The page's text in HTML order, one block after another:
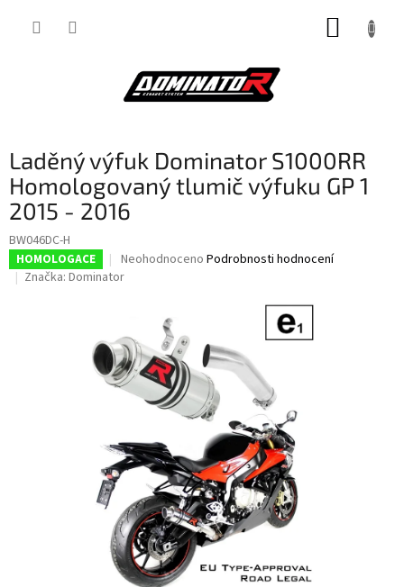
Laděný výfuk Dominator S1000RR
Homologovaný tlumič výfuku GP 1
2015 - 2016
BW046DC-H
HOMOLOGACE
Průměrné
hodnocení
z
5
hvězdiček.
Neohodnoceno Podrobnosti hodnocení
Značka: Dominator